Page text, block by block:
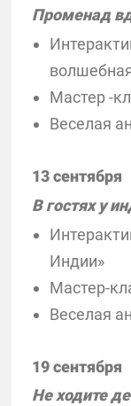
Променад
Мастер -
Веселая
13 сентября
В гостях у
Индии»
Мастер-
Веселая
19 сентября
Не ходите